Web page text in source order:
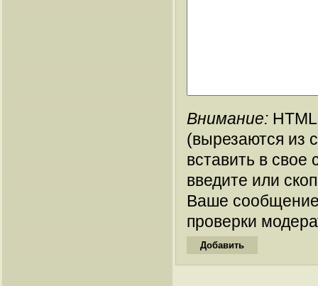
Внимание:
(вырезаются из
вставить в
введите или
Ваше
проверки